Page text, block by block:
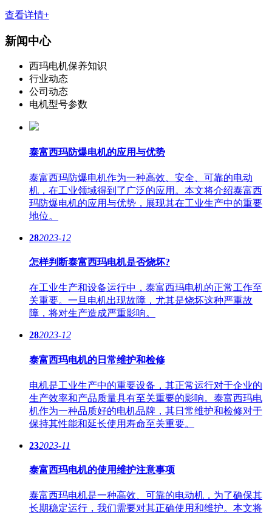
查看详情+
新闻中心
西玛电机保养知识
行业动态
公司动态
电机型号参数
泰富西玛防爆电机的应用与优势
泰富西玛防爆电机作为一种高效、安全、可靠的电动
机，在工业领域得到了广泛的应用。本文将介绍泰富西
玛防爆电机的应用与优势，展现其在工业生产中的重要
地位。
282023-12
怎样判断泰富西玛电机是否烧坏?
在工业生产和设备运行中，泰富西玛电机的正常工作至
关重要。一旦电机出现故障，尤其是烧坏这种严重故
障，将对生产造成严重影响。
282023-12
泰富西玛电机的日常维护和检修
电机是工业生产中的重要设备，其正常运行对于企业的
生产效率和产品质量具有至关重要的影响。泰富西玛电
机作为一种品质好的电机品牌，其日常维护和检修对于
保持其性能和延长使用寿命至关重要。
232023-11
泰富西玛电机的使用维护注意事项
泰富西玛电机是一种高效、可靠的电动机，为了确保其
长期稳定运行，我们需要对其正确使用和维护。本文将